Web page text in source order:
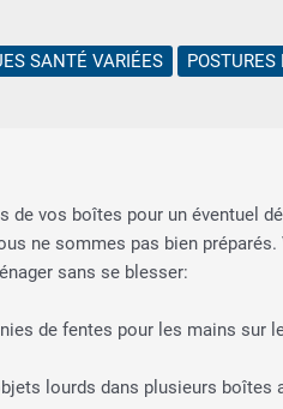
SANTÉ VARIÉES
de vos boîtes pour un éventuel
ne sommes pas bien
sans se blesser:
de fentes pour les mains sur
lourds dans plusieurs boîtes